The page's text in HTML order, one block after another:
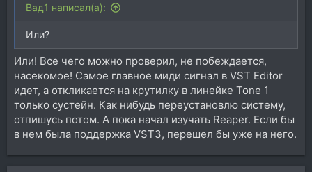
Вад1 написал(а):
Или?
Или! Все чего можно проверил, не побеждается,
насекомое! Самое главное миди сигнал в VST Editor
идет, а откликается на крутилку в линейке Tone 1
только сустейн. Как нибудь переустановлю систему,
отпишусь потом. А пока начал изучать Reaper. Если бы
в нем была поддержка VST3, перешел бы уже на него.